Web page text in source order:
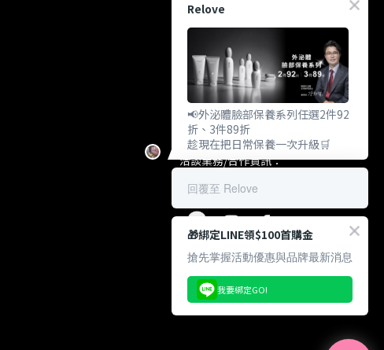
上騰美研股份有限公司
統編: 83263746
製造商地址：114台北市內湖區行
善路353號7樓 (不對外營業)
客戶服務信箱：
customer@relove.page
客戶服務電話：0800-060-801
上班時間：週一至週五
10:30~18:30
洽談業務/合作資訊：
Relove
📢外泌體臉部保養系列任選2件92
折、3件89折
趁現在把日常保養一次升級🛒
回覆至 Relove
🎁綁定LINE領$100首購金
搶先掌握活動優惠與品牌最新消息
我要綁定GO!